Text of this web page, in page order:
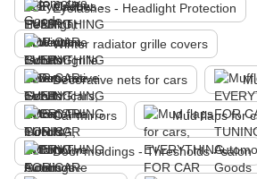
Eyelashes - Headlight Protection
Winter radiator grille covers
Decorative nets for cars
Car mirrors Mud flaps for
Door moldings - Thresholds - salon